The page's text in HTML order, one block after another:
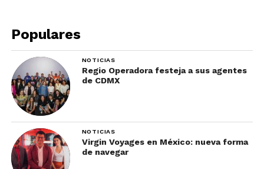
montañas, famoso por su follaje otoñal. Cuenta
cabañas rústicas a yurtas de lujo.
6. Arizona
Populares
NOTICIAS
Regio Operadora festeja a sus agentes
de CDMX
NOTICIAS
Virgin Voyages en México: nueva forma
de navegar